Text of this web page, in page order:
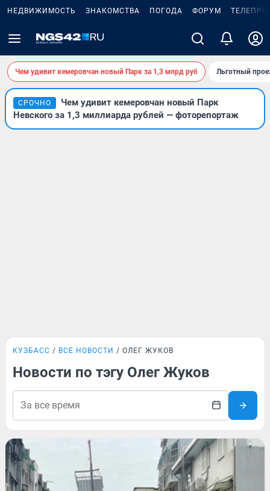
НЕДВИЖИМОСТЬ ЗНАКОМСТВА ПОГОДА ФОРУМ
Чем удивит кемеровчан новый Парк за 1,3 млрд руб Льготный
СРОЧНО
Чем удивит кемеровчан новый Парк
Невского за 1,3 миллиарда рублей — фоторепортаж
КУЗБАСС ВСЕ НОВОСТИ ОЛЕГ ЖУКОВ
Новости по тэгу Олег Жуков